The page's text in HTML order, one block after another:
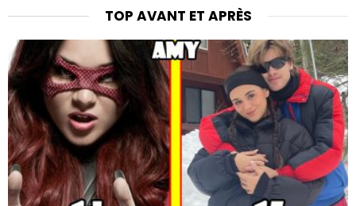
TOP AVANT ET APRÈS